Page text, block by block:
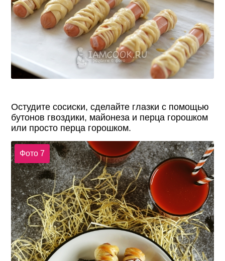
Остудите сосиски, сделайте глазки с помощью
бутонов гвоздики, майонеза и перца горошком
или просто перца горошком.
Фото 7